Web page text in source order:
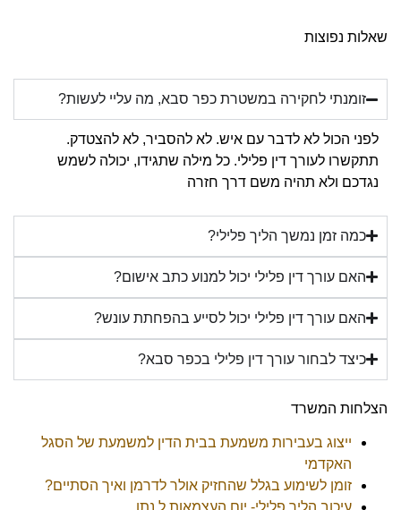
שאלות נפוצות
זומנתי לחקירה במשטרת כפר סבא, מה עליי לעשות?
לפני הכול לא לדבר עם איש. לא להסביר, לא להצטדק.
תתקשרו לעורך דין פלילי. כל מילה שתגידו, יכולה לשמש
נגדכם ולא תהיה משם דרך חזרה
כמה זמן נמשך הליך פלילי?
האם עורך דין פלילי יכול למנוע כתב אישום?
האם עורך דין פלילי יכול לסייע בהפחתת עונש?
כיצד לבחור עורך דין פלילי בכפר סבא?
הצלחות המשרד
ייצוג בעבירות משמעת בבית הדין למשמעת של הסגל
האקדמי
זומן לשימוע בגלל שהחזיק אולר לדרמן ואיך הסתיים?